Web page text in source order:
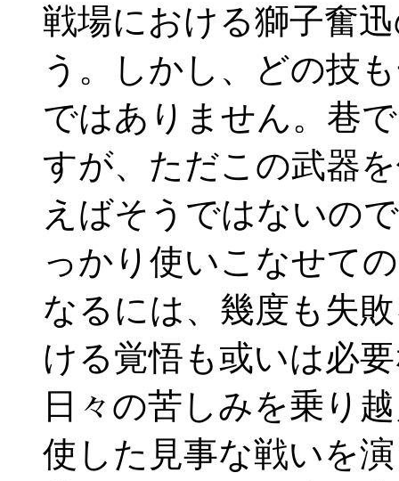
戦場における獅子奮
う。しかし、どの技
ではありません。巷
すが、ただこの武器
えばそうではないの
っかり使いこなせて
なるには、幾度も失
ける覚悟も或いは必
日々の苦しみを乗り
使した見事な戦いを